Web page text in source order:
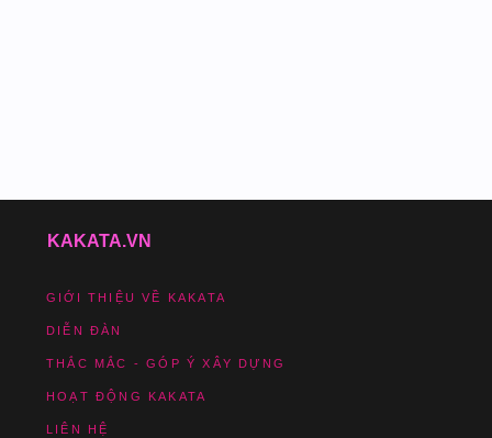
KAKATA.VN
GIỚI THIỆU VỀ KAKATA
DIỄN ĐÀN
THẮC MẮC - GÓP Ý XÂY DỰNG
HOẠT ĐỘNG KAKATA
LIÊN HỆ